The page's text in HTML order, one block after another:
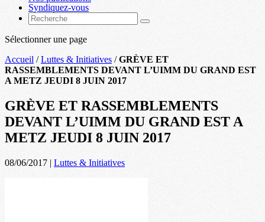
Syndiquez-vous
Sélectionner une page
Accueil /Luttes & Initiatives /GRÈVE ET
RASSEMBLEMENTS DEVANT L’UIMM DU GRAND EST
A METZ JEUDI 8 JUIN 2017
GRÈVE ET RASSEMBLEMENTS
DEVANT L’UIMM DU GRAND EST A
METZ JEUDI 8 JUIN 2017
08/06/2017 | Luttes & Initiatives